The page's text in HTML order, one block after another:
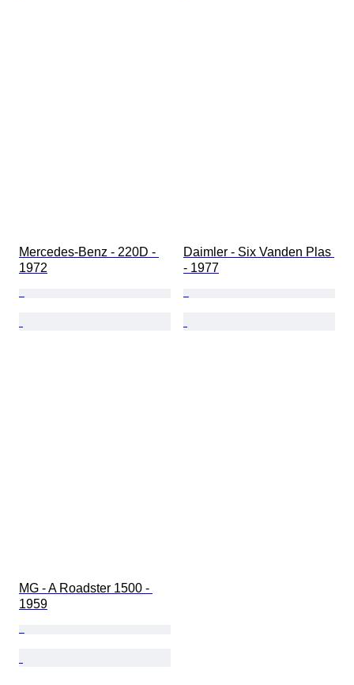
Mercedes-Benz - 220D -
1972
Daimler - Six Vanden Plas
- 1977
MG - A Roadster 1500 -
1959